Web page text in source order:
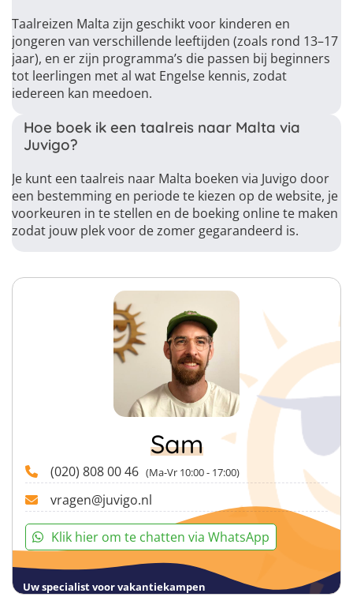
Sam
(020) 808 00 46 (Ma-Vr 10:00 - 17:00)
vragen@juvigo.nl
Klik hier om te chatten via WhatsApp
Uw specialist voor vakantiekampen
Taalreizen Malta zijn geschikt voor kinderen en
jongeren van verschillende leeftijden (zoals rond 13–17
jaar), en er zijn programma’s die passen bij beginners
tot leerlingen met al wat Engelse kennis, zodat
iedereen kan meedoen.
Hoe boek ik een taalreis naar Malta via
Juvigo?
Je kunt een taalreis naar Malta boeken via Juvigo door
een bestemming en periode te kiezen op de website, je
voorkeuren in te stellen en de boeking online te maken
zodat jouw plek voor de zomer gegarandeerd is.